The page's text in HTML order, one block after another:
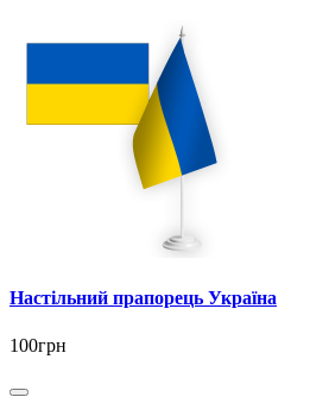
Настільний прапорець Україна
100грн